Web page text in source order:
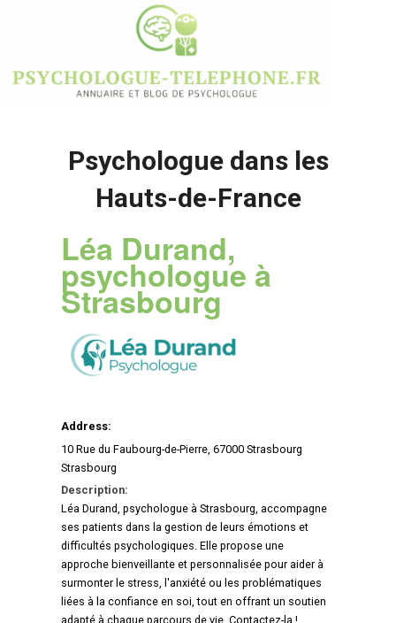
Psychologue dans les
Hauts-de-France
Léa Durand,
psychologue à
Strasbourg
Address:
10 Rue du Faubourg-de-Pierre, 67000 Strasbourg
Strasbourg
Description:
Léa Durand, psychologue à Strasbourg, accompagne
ses patients dans la gestion de leurs émotions et
difficultés psychologiques. Elle propose une
approche bienveillante et personnalisée pour aider à
surmonter le stress, l'anxiété ou les problématiques
liées à la confiance en soi, tout en offrant un soutien
adapté à chaque parcours de vie. Contactez-la !